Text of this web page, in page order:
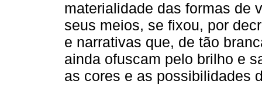
materialidade das formas de
seus meios, se fixou, por
e narrativas que, de tão
ainda ofuscam pelo brilho e
as cores e as possibilidades